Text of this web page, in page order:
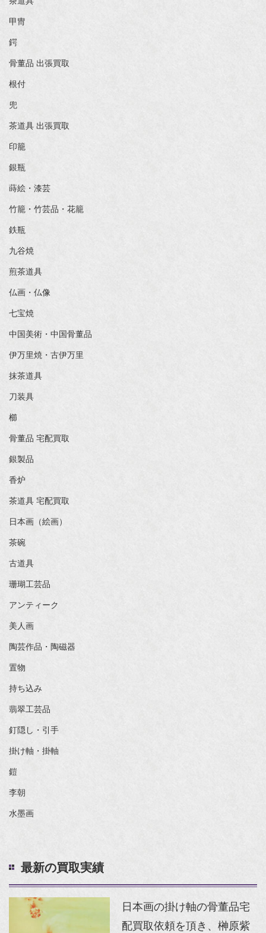
甲冑
鍔
骨董品 出張買取
根付
兜
茶道具 出張買取
印籠
銀瓶
蒔絵・漆芸
竹籠・竹芸品・花籠
鉄瓶
九谷焼
煎茶道具
仏画・仏像
七宝焼
中国美術・中国骨董品
伊万里焼・古伊万里
抹茶道具
刀装具
櫛
骨董品 宅配買取
銀製品
香炉
茶道具 宅配買取
日本画（絵画）
茶碗
古道具
珊瑚工芸品
アンティーク
美人画
陶芸作品・陶磁器
置物
持ち込み
翡翠工芸品
釘隠し・引手
掛け軸・掛軸
鎧
李朝
水墨画
最新の買取実績
日本画の掛け軸の骨董品宅
配買取依頼を頂き、榊原紫